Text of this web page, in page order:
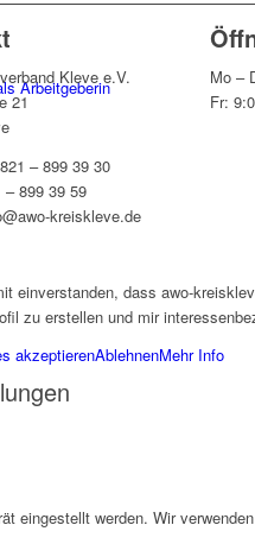
Arbeitgeberin
Kleve e.V.
21
– 899 39 30
– 899 39 59
kreiskleve.de
Mo –
Fr:
einverstanden, dass awo-
zu erstellen und mir
akzeptierenAblehnenMehr Info
eingestellt werden. Wir